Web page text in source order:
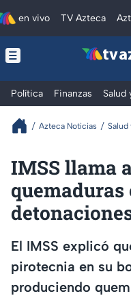
en vivo TV Azteca
tv
Política Finanzas Salud
Azteca Noticias Salud
IMSS llama
El IMSS explicó
pirotecnia en su
produciendo